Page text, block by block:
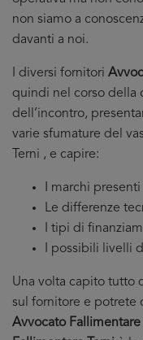
non siamo a
davanti a noi.
I diversi fornitori
quindi nel corso della
dell’incontro,
varie sfumature del
Terni , e capire:
I marchi
Le differenze
I tipi di
I possibili livelli
Una volta capito tutto
sul fornitore e potrete
Avvocato Fallimentare